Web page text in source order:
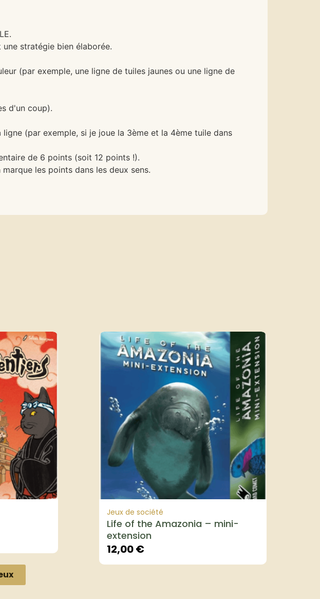
stratégie bien élaborée.
(par exemple, une ligne de tuiles jaunes ou une ligne de
d'un coup).
(par exemple, si je joue la 3ème et la 4ème tuile dans
de 6 points (soit 12 points !).
les points dans les deux sens.
Jeux de société
Life of the Amazonia – mini-
extension
12,00€